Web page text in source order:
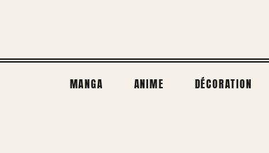
MANGA ANIME DÉCORATION